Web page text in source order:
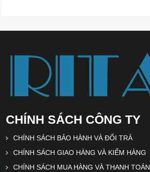
CHÍNH SÁCH CÔNG TY
CHÍNH SÁCH BẢO HÀNH VÀ ĐỔI TRẢ
CHÍNH SÁCH GIAO HÀNG VÀ KIỂM HÀNG
CHÍNH SÁCH MUA HÀNG VÀ THANH TOÁN